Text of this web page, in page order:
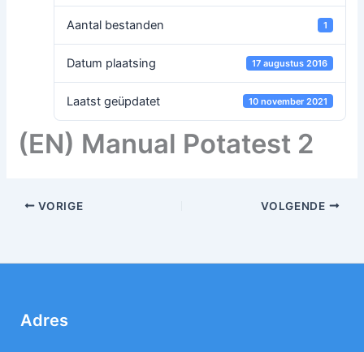
Aantal bestanden 1
Datum plaatsing 17 augustus 2016
Laatst geüpdatet 10 november 2021
(EN) Manual Potatest 2
VORIGE VOLGENDE
Adres